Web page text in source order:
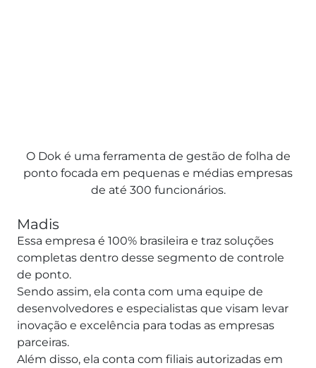
O Dok é uma ferramenta de gestão de folha de
ponto focada em pequenas e médias empresas
de até 300 funcionários.
Madis
Essa empresa é 100% brasileira e traz soluções
completas dentro desse segmento de controle
de ponto.
Sendo assim, ela conta com uma equipe de
desenvolvedores e especialistas que visam levar
inovação e excelência para todas as empresas
parceiras.
Além disso, ela conta com filiais autorizadas em